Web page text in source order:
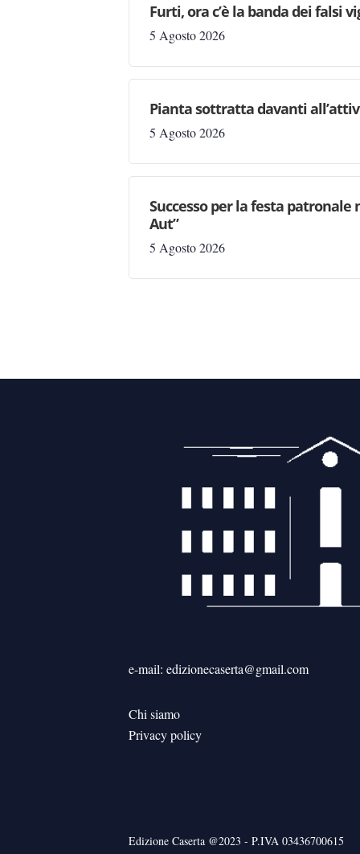
Furti, ora c’è la banda dei falsi
5 Agosto 2026
Pianta sottratta davanti
5 Agosto 2026
Successo per la festa
Aut”
5 Agosto 2026
e-mail: edizionecaserta@gmail.com
Chi siamo
Privacy policy
Edizione Caserta @2023 - P.IVA 03436700615